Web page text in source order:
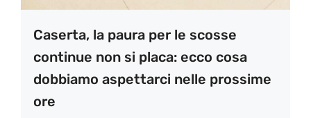
Caserta, la paura per le scosse
continue non si placa: ecco cosa
dobbiamo aspettarci nelle prossime
ore